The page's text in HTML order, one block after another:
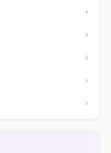
›
›
›
›
›